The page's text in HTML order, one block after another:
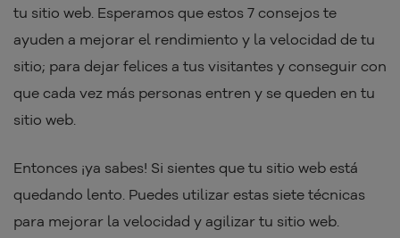
tu sitio web. Esperamos que estos 7 consejos te
ayuden a mejorar el rendimiento y la velocidad de tu
sitio; para dejar felices a tus visitantes y conseguir con
que cada vez más personas entren y se queden en tu
sitio web.
Entonces ¡ya sabes! Si sientes que tu sitio web está
quedando lento. Puedes utilizar estas siete técnicas
para mejorar la velocidad y agilizar tu sitio web.